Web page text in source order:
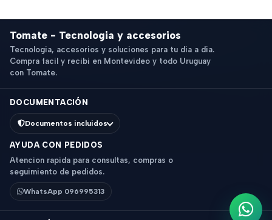
Tomate - Tecnologia y accesorios
Tecnologia, accesorios y soluciones para tu dia a dia.
Compra facil y recibi en Montevideo y todo Uruguay
con Tomate.
DOCUMENTACIÓN
Documentos incluidos
AYUDA CON PEDIDOS
Atencion rapida para consultas, compras o
seguimiento de pedidos.
WhatsApp 096995313